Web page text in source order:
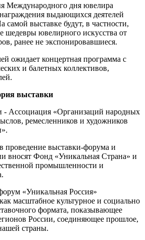
Международного дня ювелира
выдающихся деятелей
самой выставке будут, в частности,
шедевры ювелирного искусства от
ранее не экспонировавшиеся.
ожидает концертная программа с
и балетных коллективов,
выставки
- Ассоциация «Организаций народных
ремесленников и художников
проведение выставки-форума и
вносят Фонд «Уникальная Страна» и
промышленности и
«Уникальная Россия»
масштабное культурное и социально
формата, показывающее
России, соединяющее прошлое,
страны.